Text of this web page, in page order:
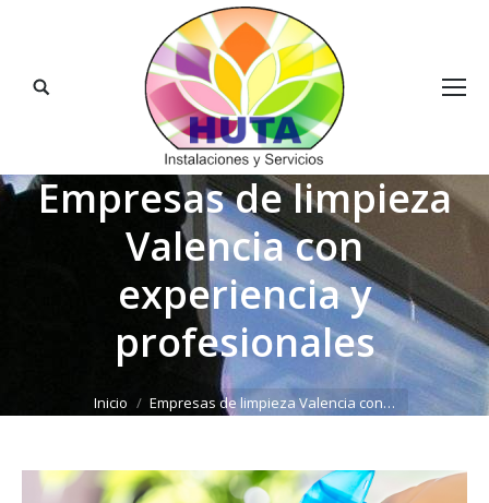
Buscar:
Empresas de limpieza
Valencia con
experiencia y
profesionales
Inicio Empresas de limpieza Valencia con…